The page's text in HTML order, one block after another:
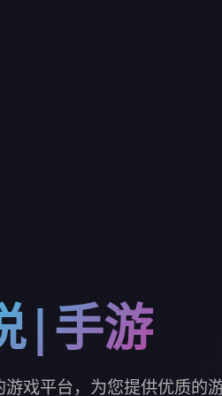
|手游
戏平台，为您提供优质的游